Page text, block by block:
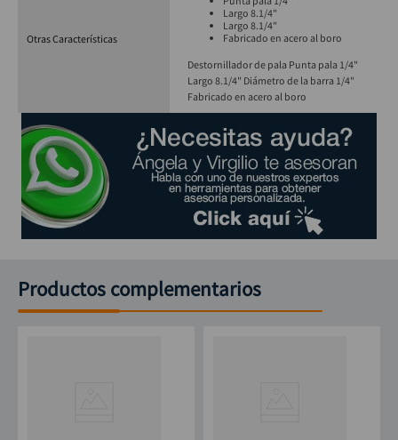
Otras Características
Largo 8.1/4"
Largo 8.1/4"
Fabricado en acero al boro
Destornillador de pala Punta pala 1/4"
Largo 8.1/4" Diámetro de la barra 1/4"
Fabricado en acero al boro
Productos complementarios